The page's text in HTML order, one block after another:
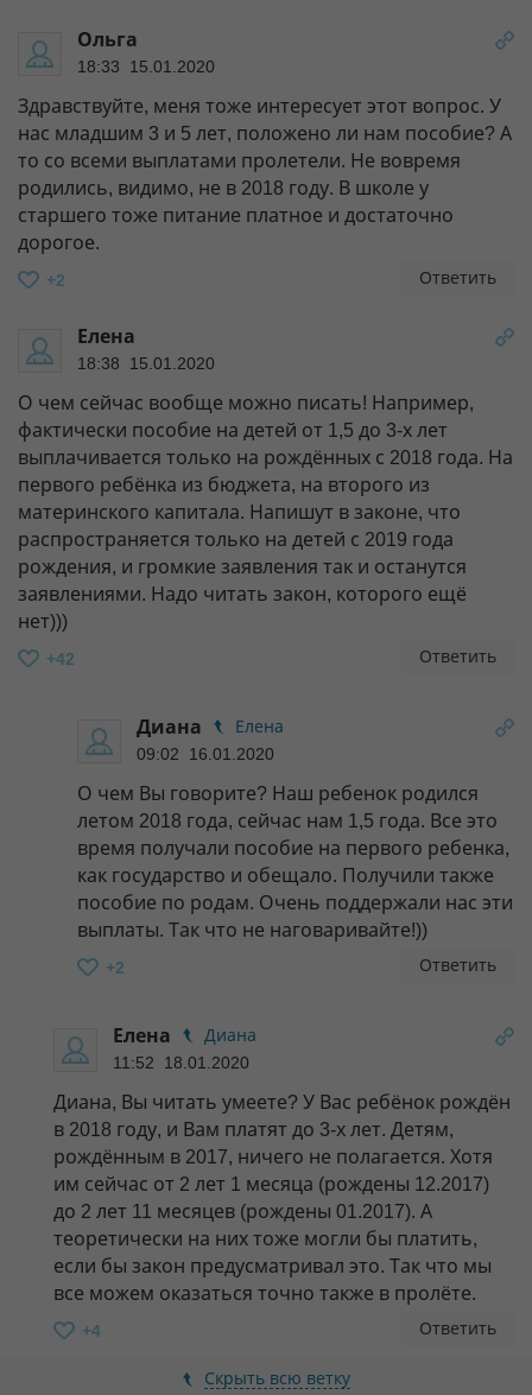
Ольга
18:33 15.01.2020
Здравствуйте, меня тоже интересует этот вопрос. У
нас младшим 3 и 5 лет, положено ли нам пособие? А
то со всеми выплатами пролетели. Не вовремя
родились, видимо, не в 2018 году. В школе у
старшего тоже питание платное и достаточно
дорогое.
+2 Ответить
Елена
18:38 15.01.2020
О чем сейчас вообще можно писать! Например,
фактически пособие на детей от 1,5 до 3-х лет
выплачивается только на рождённых с 2018 года. На
первого ребёнка из бюджета, на второго из
материнского капитала. Напишут в законе, что
распространяется только на детей с 2019 года
рождения, и громкие заявления так и останутся
заявлениями. Надо читать закон, которого ещё
нет)))
+42 Ответить
Диана
Елена
09:02 16.01.2020
О чем Вы говорите? Наш ребенок родился
летом 2018 года, сейчас нам 1,5 года. Все это
время получали пособие на первого ребенка,
как государство и обещало. Получили также
пособие по родам. Очень поддержали нас эти
выплаты. Так что не наговаривайте!))
+2 Ответить
Елена
Диана
11:52 18.01.2020
Диана, Вы читать умеете? У Вас ребёнок рождён
в 2018 году, и Вам платят до 3-х лет. Детям,
рождённым в 2017, ничего не полагается. Хотя
им сейчас от 2 лет 1 месяца (рождены 12.2017)
до 2 лет 11 месяцев (рождены 01.2017). А
теоретически на них тоже могли бы платить,
если бы закон предусматривал это. Так что мы
все можем оказаться точно также в пролёте.
+4 Ответить
Скрыть всю ветку